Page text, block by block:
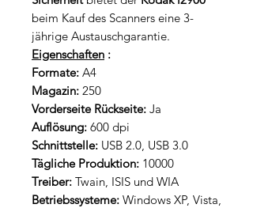
beim Kauf des Scanners eine 3-
jährige Austauschgarantie.
Eigenschaften :
Formate: A4
Magazin: 250
Vorderseite Rückseite: Ja
Auflösung: 600 dpi
Schnittstelle: USB 2.0, USB 3.0
Tägliche Produktion: 10000
Treiber: Twain, ISIS und WIA
Betriebssysteme: Windows XP, Vista,